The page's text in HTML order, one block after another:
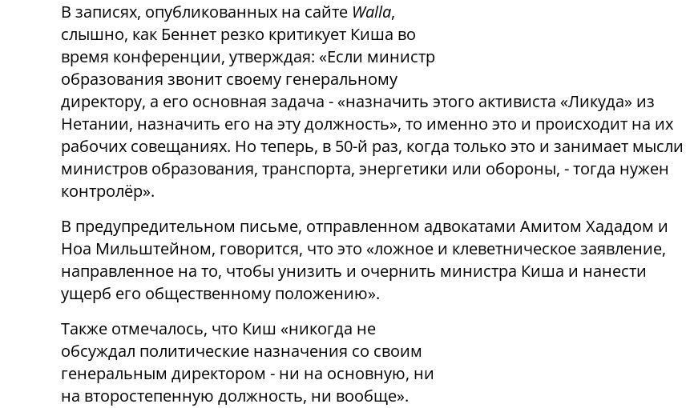
В записях, опубликованных на сайте Walla,
слышно, как Беннет резко критикует Киша во
время конференции, утверждая: «Если министр
образования звонит своему генеральному
директору, а его основная задача - «назначить этого активиста «Ликуда» из
Нетании, назначить его на эту должность», то именно это и происходит на их
рабочих совещаниях. Но теперь, в 50-й раз, когда только это и занимает мысли
министров образования, транспорта, энергетики или обороны, - тогда нужен
контролёр».
В предупредительном письме, отправленном адвокатами Амитом Хададом и
Ноа Мильштейном, говорится, что это «ложное и клеветническое заявление,
направленное на то, чтобы унизить и очернить министра Киша и нанести
ущерб его общественному положению».
Также отмечалось, что Киш «никогда не
обсуждал политические назначения со своим
генеральным директором - ни на основную, ни
на второстепенную должность, ни вообще».